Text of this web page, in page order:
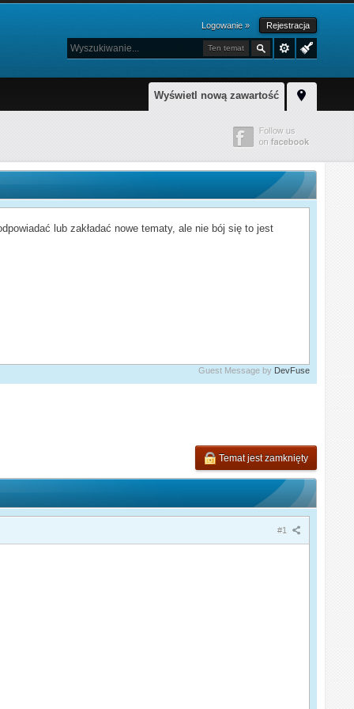
Logowanie » Rejestracja
Ten temat
Wyświetl nową zawartość
lub zakładać nowe tematy, ale nie bój się to jest
Guest Message by DevFuse
Temat jest zamknięty
#1